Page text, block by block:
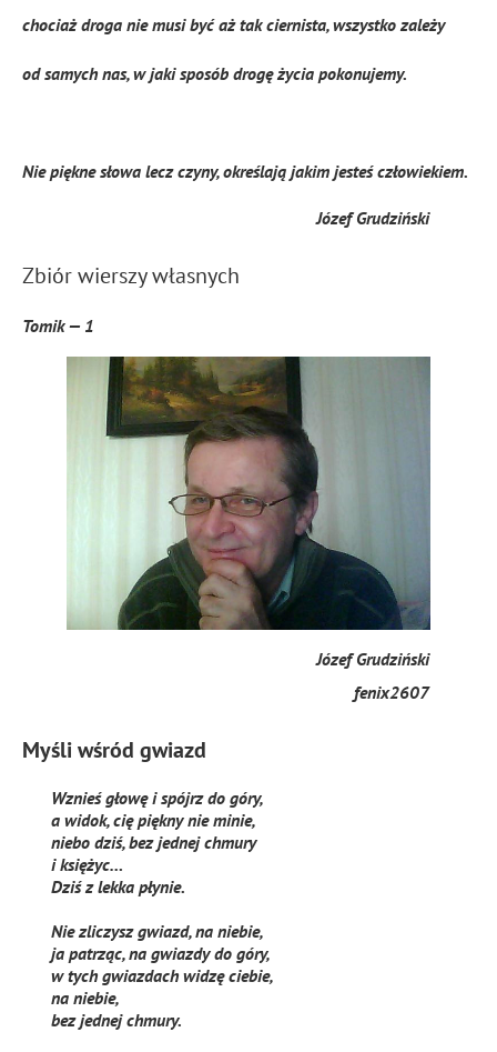
chociaż droga nie musi być aż tak ciernista, wszystko zależy
od samych nas, w jaki sposób drogę życia pokonujemy.
Nie piękne słowa lecz czyny, określają jakim jesteś człowiekiem.
Józef Grudziński
Zbiór wierszy własnych
Tomik — 1
Józef Grudziński
fenix2607
Myśli wśród gwiazd
Wznieś głowę i spójrz do góry,
a widok, cię piękny nie minie,
niebo dziś, bez jednej chmury
i księżyc…
Dziś z lekka płynie.
Nie zliczysz gwiazd, na niebie,
ja patrząc, na gwiazdy do góry,
w tych gwiazdach widzę ciebie,
na niebie,
bez jednej chmury.